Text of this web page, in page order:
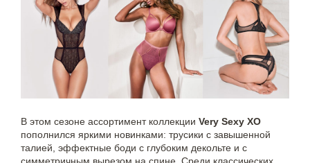
В этом сезоне ассортимент коллекции Very Sexy XO
пополнился яркими новинками: трусики с завышенной
талией, эффектные боди с глубоким декольте и с
симметричным вырезом на спине. Среди классических